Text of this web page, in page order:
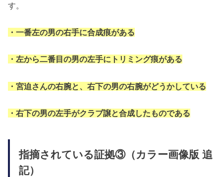
す。
・一番左の男の右手に合成痕がある
・左から二番目の男の左手にトリミング痕がある
・宮迫さんの右腕と、右下の男の右腕がどうかしている
・右下の男の左手がクラブ譲と合成したものである
指摘されている証拠③（カラー画像版 追
記）